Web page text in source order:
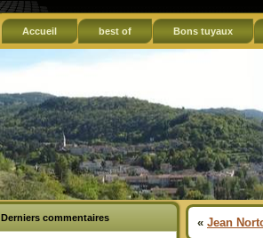
Accueil best of Bons tuyaux
Derniers commentaires « Jean